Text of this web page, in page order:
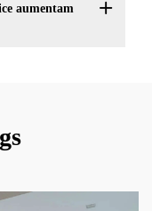
aumentam